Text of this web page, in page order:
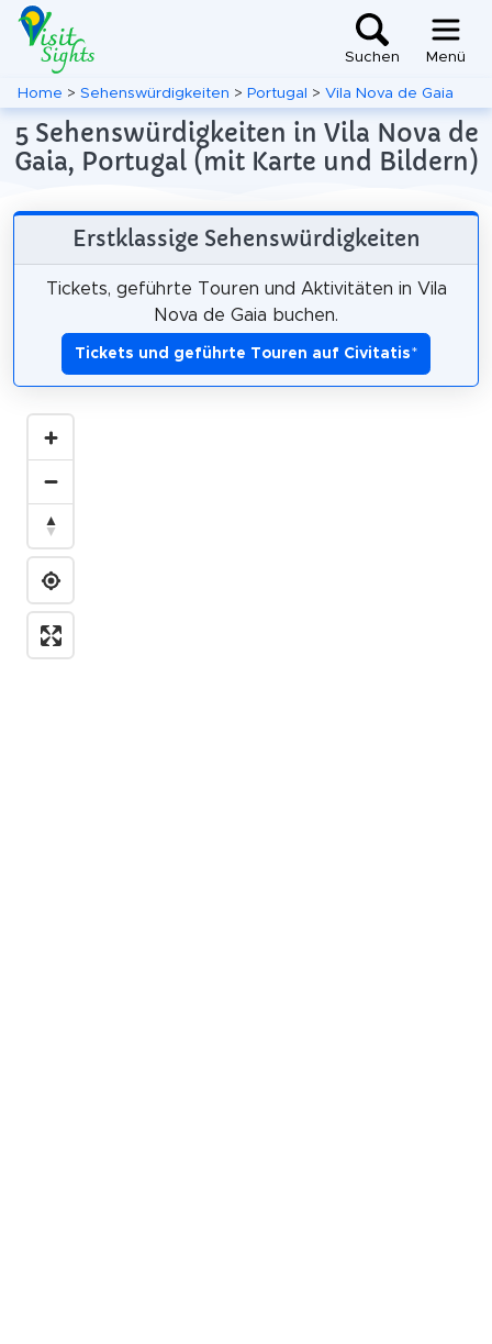
Suchen Menü
Home > Sehenswürdigkeiten > Portugal > Vila Nova de Gaia
5 Sehenswürdigkeiten in Vila Nova de
Gaia, Portugal (mit Karte und Bildern)
Erstklassige Sehenswürdigkeiten
Tickets, geführte Touren und Aktivitäten in Vila
Nova de Gaia buchen.
Tickets und geführte Touren auf Civitatis*